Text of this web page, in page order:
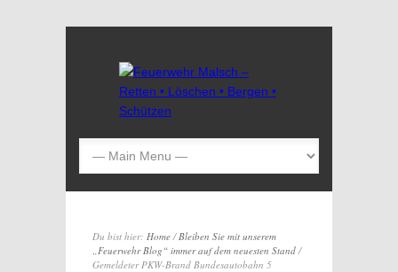
Du bist hier: Home/Bleiben Sie mit unserem
„Feuerwehr Blog“ immer auf dem neuesten Stand/
Gemeldeter PKW-Brand Bundesautobahn 5